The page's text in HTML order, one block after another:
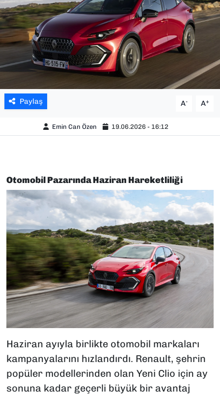
Paylaş A- A+
Emin Can Özen 19.06.2026 - 16:12
Otomobil Pazarında Haziran Hareketliliği
Haziran ayıyla birlikte otomobil markaları
kampanyalarını hızlandırdı. Renault, şehrin
popüler modellerinden olan Yeni Clio için ay
sonuna kadar geçerli büyük bir avantaj
SPOR
TEKNOLOJİ
YAŞAM
YEREL YÖNETİMLER